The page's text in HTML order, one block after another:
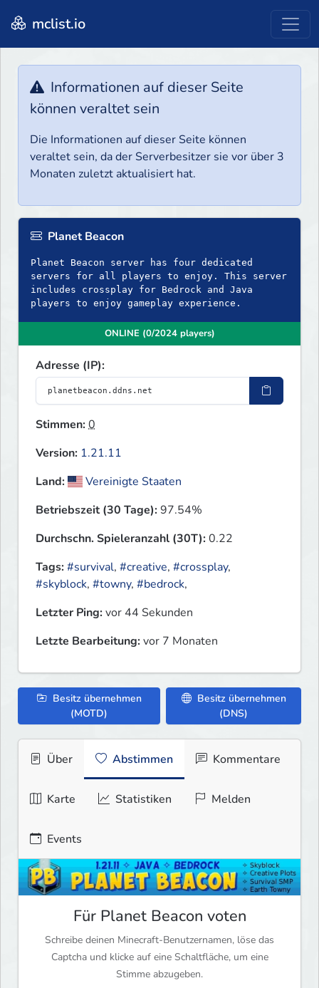
mclist.io
Informationen auf dieser Seite
können veraltet sein
Die Informationen auf dieser Seite können
veraltet sein, da der Serverbesitzer sie vor über 3
Monaten zuletzt aktualisiert hat.
Planet Beacon
Planet Beacon server has four dedicated
servers for all players to enjoy. This server
includes crossplay for Bedrock and Java
players to enjoy gameplay experience.
ONLINE (0/2024 players)
Adresse (IP):
Stimmen:0
Version: 1.21.11
Land:
Vereinigte Staaten
Betriebszeit (30 Tage):97.54%
Durchschn. Spieleranzahl (30T):0.22
Tags:#survival, #creative, #crossplay,
#skyblock, #towny, #bedrock,
Letzter Ping:vor 44 Sekunden
Letzte Bearbeitung:vor 7 Monaten
Besitz übernehmen
(MOTD)
Besitz übernehmen
(DNS)
Über Abstimmen Kommentare
Karte Statistiken Melden
Events
Für Planet Beacon voten
Schreibe deinen Minecraft-Benutzernamen, löse das
Captcha und klicke auf eine Schaltfläche, um eine
Stimme abzugeben.